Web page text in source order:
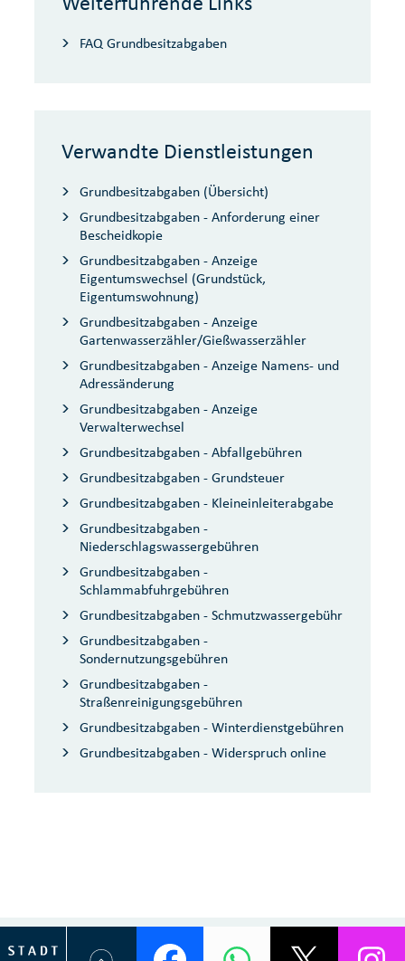
FAQ Grundbesitzabgaben
Verwandte Dienstleistungen
Grundbesitzabgaben (Übersicht)
Grundbesitzabgaben - Anforderung einer
Bescheidkopie
Grundbesitzabgaben - Anzeige
Eigentumswechsel (Grundstück,
Eigentumswohnung)
Grundbesitzabgaben - Anzeige
Gartenwasserzähler/Gießwasserzähler
Grundbesitzabgaben - Anzeige Namens- und
Adressänderung
Grundbesitzabgaben - Anzeige
Verwalterwechsel
Grundbesitzabgaben - Abfallgebühren
Grundbesitzabgaben - Grundsteuer
Grundbesitzabgaben - Kleineinleiterabgabe
Grundbesitzabgaben -
Niederschlagswassergebühren
Grundbesitzabgaben -
Schlammabfuhrgebühren
Grundbesitzabgaben - Schmutzwassergebühr
Grundbesitzabgaben -
Sondernutzungsgebühren
Grundbesitzabgaben -
Straßenreinigungsgebühren
Grundbesitzabgaben - Winterdienstgebühren
Grundbesitzabgaben - Widerspruch online